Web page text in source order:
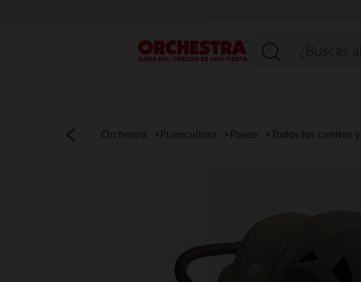
Menú
Orchestra Puericultura Paseo Todos los carritos